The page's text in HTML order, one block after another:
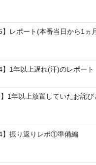
レポート(本番当日から1ヵ
1年以上遅れ(汗)のレポート
1年以上放置していたお詫び
】振り返りレポ①準備編